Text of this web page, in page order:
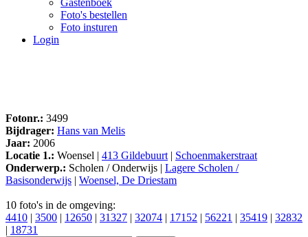
Gastenboek
Foto's bestellen
Foto insturen
Login
Fotonr.: 3499
Bijdrager: Hans van Melis
Jaar: 2006
Locatie 1.: Woensel | 413 Gildebuurt | Schoenmakerstraat
Onderwerp.: Scholen / Onderwijs | Lagere Scholen /
Basisonderwijs | Woensel, De Driestam
10 foto's in de omgeving:
4410 | 3500 | 12650 | 31327 | 32074 | 17152 | 56221 | 35419 | 32832
| 18731